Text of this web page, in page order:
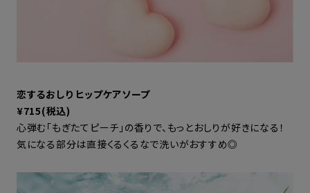
恋するおしり ヒップケアソープ
¥715(税込)
心弾む「もぎたてピーチ」の香りで、もっとおしりが好きになる！
気になる部分は直接くるくるなで洗いがおすすめ◎